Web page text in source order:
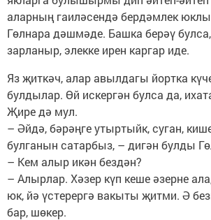
аларның гаиләсендә бердәмлек
Гөлнара дәшмәде. Башка берәү
зарланыр, элекке ирен каргар иде.
Яз җиткәч, алар авылдагы йортка
булдылар. Өй искергән булса да,
Җире дә мул.
– Әйдә, бәрәңге утыртыйк, суган,
булганын сатарбыз, – дигән булды
– Кем алыр икән бездән?
– Алырлар. Хәзер күп кеше әзерне
юк, йә үстерергә вакыты җитми. Ә
бар, шөкер.